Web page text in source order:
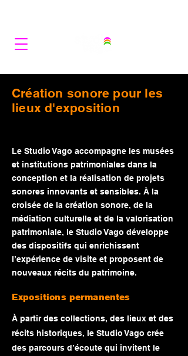
Création sonore pour les
lieux d'exposition
Le Studio Vago accompagne les musées
et institutions patrimoniales dans la
conception et la réalisation de projets
sonores innovants et sensibles. À la
croisée de la création sonore, de la
médiation culturelle et de la valorisation
patrimoniale, le Studio Vago développe
des dispositifs qui enrichissent
l’expérience de visite et proposent de
nouveaux récits du patrimoine.
Expositions permanentes
À partir des collections, des lieux et des
récits historiques, le Studio Vago crée
des parcours d’écoute qui invitent le